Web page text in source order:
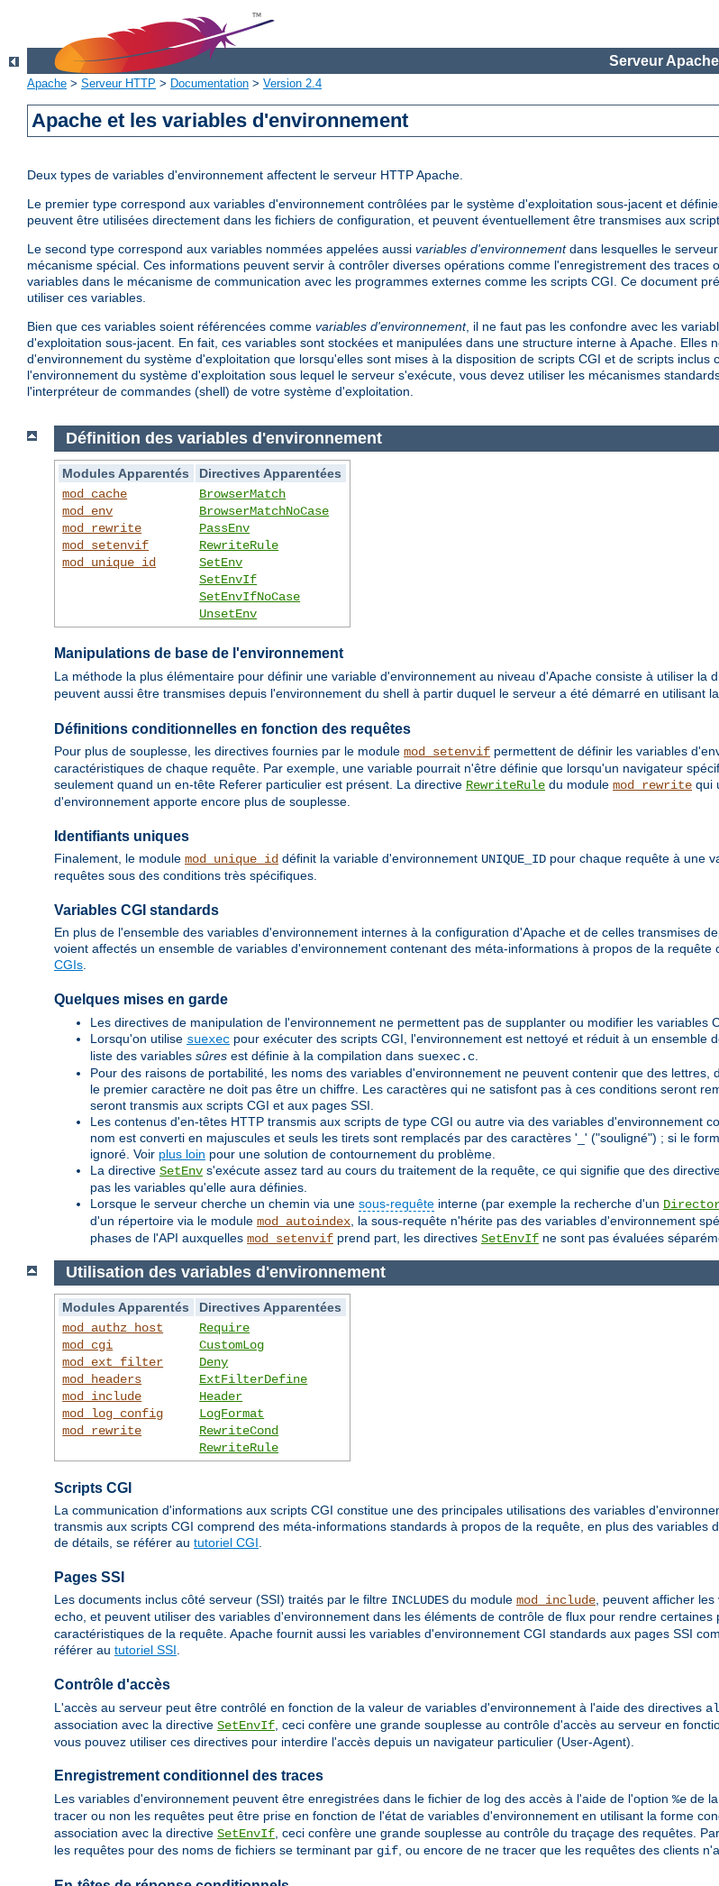
Serveur
Apache > Serveur HTTP > Documentation > Version 2.4
Apache et les variables d'environnement
Deux types de variables d'environnement affectent le serveur HTTP Apache.
Le premier type correspond aux variables d'environnement contrôlées par le système d'exploitation sous-jacent et
peuvent être utilisées directement dans les fichiers de configuration, et peuvent éventuellement être transmises aux
Le second type correspond aux variables nommées appelées aussi variables d'environnementdans lesquelles le
mécanisme spécial. Ces informations peuvent servir à contrôler diverses opérations comme l'enregistrement des traces
variables dans le mécanisme de communication avec les programmes externes comme les scripts CGI. Ce document
utiliser ces variables.
Bien que ces variables soient référencées comme variables d'environnement, il ne faut pas les confondre avec les
d'exploitation sous-jacent. En fait, ces variables sont stockées et manipulées dans une structure interne à Apache. Elles
d'environnement du système d'exploitation que lorsqu'elles sont mises à la disposition de scripts CGI et de scripts inclus
l'environnement du système d'exploitation sous lequel le serveur s'exécute, vous devez utiliser les mécanismes
l'interpréteur de commandes (shell) de votre système d'exploitation.
Définition des variables d'environnement
Modules Apparentés
Directives Apparentées
mod_cache
mod_env
mod_rewrite
mod_setenvif
mod_unique_id
BrowserMatch
BrowserMatchNoCase
PassEnv
RewriteRule
SetEnv
SetEnvIf
SetEnvIfNoCase
UnsetEnv
Manipulations de base de l'environnement
La méthode la plus élémentaire pour définir une variable d'environnement au niveau d'Apache consiste à utiliser la
peuvent aussi être transmises depuis l'environnement du shell à partir duquel le serveur a été démarré en utilisant
Définitions conditionnelles en fonction des requêtes
Pour plus de souplesse, les directives fournies par le module mod_setenvif permettent de définir les variables
caractéristiques de chaque requête. Par exemple, une variable pourrait n'être définie que lorsqu'un navigateur
seulement quand un en-tête Referer particulier est présent. La directive RewriteRule du module mod_rewrite qui
d'environnement apporte encore plus de souplesse.
Identifiants uniques
Finalement, le module mod_unique_id définit la variable d'environnement UNIQUE_ID pour chaque requête à une
requêtes sous des conditions très spécifiques.
Variables CGI standards
En plus de l'ensemble des variables d'environnement internes à la configuration d'Apache et de celles transmises
voient affectés un ensemble de variables d'environnement contenant des méta-informations à propos de la requête
CGIs.
Quelques mises en garde
Les directives de manipulation de l'environnement ne permettent pas de supplanter ou modifier les variables
Lorsqu'on utilise suexec pour exécuter des scripts CGI, l'environnement est nettoyé et réduit à un ensemble
liste des variables sûres est définie à la compilation dans suexec.c
Pour des raisons de portabilité, les noms des variables d'environnement ne peuvent contenir que des lettres,
le premier caractère ne doit pas être un chiffre. Les caractères qui ne satisfont pas à ces conditions seront
seront transmis aux scripts CGI et aux pages SSI.
Les contenus d'en-têtes HTTP transmis aux scripts de type CGI ou autre via des variables d'environnement
nom est converti en majuscules et seuls les tirets sont remplacés par des caractères '_' ("souligné") ; si le
ignoré. Voir plus loin pour une solution de contournement du problème.
La directive SetEnv s'exécute assez tard au cours du traitement de la requête, ce qui signifie que des
pas les variables qu'elle aura définies.
Lorsque le serveur cherche un chemin via une sous-requête interne (par exemple la recherche d'un
d'un répertoire via le module mod_autoindex , la sous-requête n'hérite pas des variables d'environnement
phases de l'API auxquelles mod_setenvif prend part, les directives SetEnvIf ne sont pas évaluées
Utilisation des variables d'environnement
Modules Apparentés
Directives Apparentées
mod_authz_host
mod_cgi
mod_ext_filter
mod_headers
mod_include
mod_log_config
mod_rewrite
Require
CustomLog
Deny
ExtFilterDefine
Header
LogFormat
RewriteCond
RewriteRule
Scripts CGI
La communication d'informations aux scripts CGI constitue une des principales utilisations des variables
transmis aux scripts CGI comprend des méta-informations standards à propos de la requête, en plus des variables
de détails, se référer au tutoriel CGI
Pages SSI
Les documents inclus côté serveur (SSI) traités par le filtre INCLUDES du module mod_include, peuvent afficher
echo, et peuvent utiliser des variables d'environnement dans les éléments de contrôle de flux pour rendre
caractéristiques de la requête. Apache fournit aussi les variables d'environnement CGI standards aux pages SSI
référer au tutoriel SSI.
Contrôle d'accès
L'accès au serveur peut être contrôlé en fonction de la valeur de variables d'environnement à l'aide des directives
association avec la directive SetEnvIf , ceci confère une grande souplesse au contrôle d'accès au serveur en
vous pouvez utiliser ces directives pour interdire l'accès depuis un navigateur particulier (User-Agent).
Enregistrement conditionnel des traces
Les variables d'environnement peuvent être enregistrées dans le fichier de log des accès à l'aide de l'option %e de
tracer ou non les requêtes peut être prise en fonction de l'état de variables d'environnement en utilisant la forme
association avec la directive SetEnvIf , ceci confère une grande souplesse au contrôle du traçage des requêtes.
les requêtes pour des noms de fichiers se terminant par gif , ou encore de ne tracer que les requêtes des clients